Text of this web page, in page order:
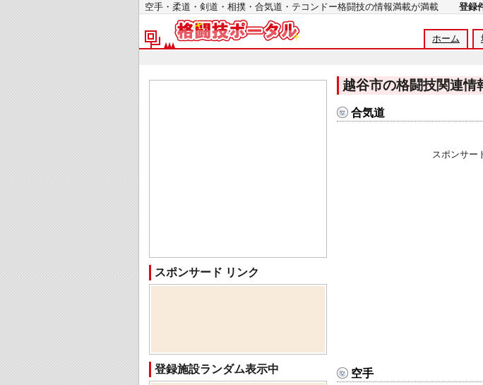
空手・柔道・剣道・相撲・合気道・テコンドー格闘技の情報満載が満載 登録
ホーム
越谷市の格闘技関連情
合気道
スポンサー
空手
スポンサード リンク
登録施設ランダム表示中